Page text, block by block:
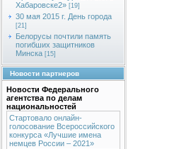
Хабаровске2» [19]
30 мая 2015 г. День города
[21]
Белорусы почтили память
погибших защитников
Минска [15]
Новости партнеров
Новости Федерального
агентства по делам
национальностей
Стартовало онлайн-
голосование Всероссийского
конкурса «Лучшие имена
немцев России – 2021»